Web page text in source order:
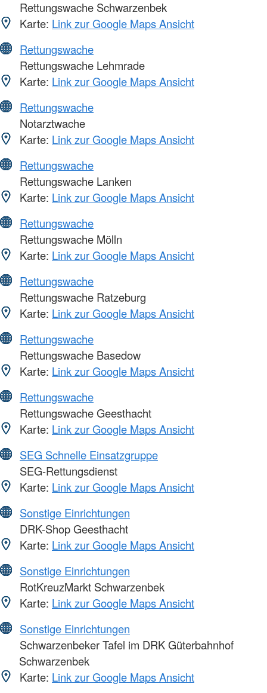
Rettungswache Schwarzenbek
Karte: Link zur Google Maps Ansicht
Rettungswache
Rettungswache Lehmrade
Karte: Link zur Google Maps Ansicht
Rettungswache
Notarztwache
Karte: Link zur Google Maps Ansicht
Rettungswache
Rettungswache Lanken
Karte: Link zur Google Maps Ansicht
Rettungswache
Rettungswache Mölln
Karte: Link zur Google Maps Ansicht
Rettungswache
Rettungswache Ratzeburg
Karte: Link zur Google Maps Ansicht
Rettungswache
Rettungswache Basedow
Karte: Link zur Google Maps Ansicht
Rettungswache
Rettungswache Geesthacht
Karte: Link zur Google Maps Ansicht
SEG Schnelle Einsatzgruppe
SEG-Rettungsdienst
Karte: Link zur Google Maps Ansicht
Sonstige Einrichtungen
DRK-Shop Geesthacht
Karte: Link zur Google Maps Ansicht
Sonstige Einrichtungen
RotKreuzMarkt Schwarzenbek
Karte: Link zur Google Maps Ansicht
Sonstige Einrichtungen
Schwarzenbeker Tafel im DRK Güterbahnhof
Schwarzenbek
Karte: Link zur Google Maps Ansicht